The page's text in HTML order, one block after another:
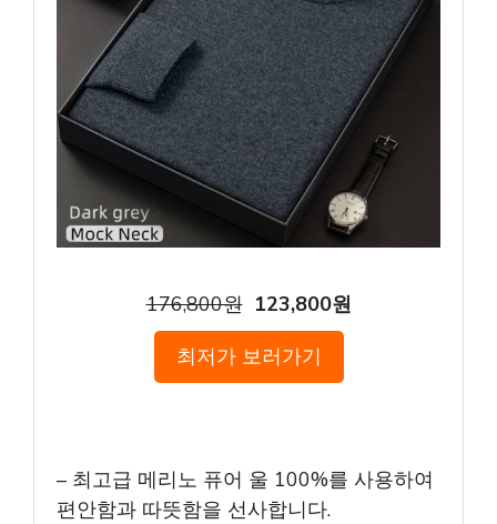
176,800원 123,800원
최저가 보러가기
– 최고급 메리노 퓨어 울 100%를 사용하여
편안함과 따뜻함을 선사합니다.